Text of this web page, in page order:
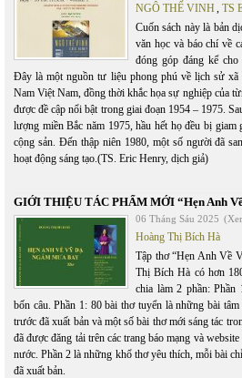
NGÔ THẾ VINH TS
Cuốn sách này là bản
văn học và báo chí về
đóng góp đáng kể cho
Đây là một nguồn tư liệu phong phú về lịch sử xã
Nam Việt Nam, đồng thời khắc họa sự nghiệp của
được đề cập nổi bật trong giai đoạn 1954 – 1975.
lượng miền Bắc năm 1975, hầu hết họ đều bị giam
cộng sản. Đến thập niên 1980, một số người đã
hoạt động sáng tạo.(TS. Eric Henry, dịch giả)
GIỚI THIỆU TÁC PHẨM MỚI “Hẹn Anh
06 Tháng Sáu 2025
Hoàng Thị Bích Hà
Tập thơ “Hẹn Anh Về
Thị Bích Hà có hơn
chia làm 2 phần:
bốn câu. Phần 1: 80 bài thơ tuyển là những bài
trước đã xuất bản và một số bài thơ mới sáng tác
đã được đăng tải trên các trang báo mạng và
nước. Phần 2 là những khổ thơ yêu thích, mỗi bài
đã xuất bản.